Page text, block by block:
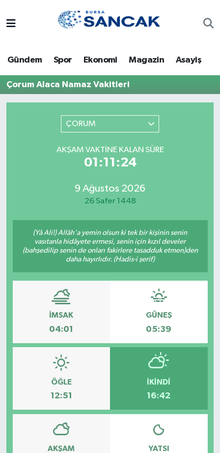
Gündem Spor Ekonomi Magazin Asayiş
Çorum Alaca Namaz Vakitleri
ÇORUM
AKŞAM VAKTINE KALAN SÜRE
01:11:24
9 Ağustos 2026
26 Safer 1448
(Yâ Ali!) Allâh'a yemin olsun ki tek bir kişinin senin
vasıtanla hidâyete ermesi, senin için kızıl develer
(bahşedilip senin de onları fakirlere tasadduk etmen)den
daha hayırlıdır. (Hadis-i şerif)
İMSAK
04:01
GÜNEŞ
05:39
ÖĞLE
12:51
İKINDI
16:42
AKŞAM YATSI
Bursa
Dünya
Sağlık
Türkiye
Trafik Durumu
Süper Lig Puan Durumu ve Fikstür